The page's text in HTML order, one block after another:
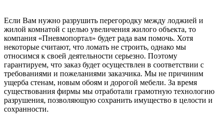
Если Вам нужно разрушить перегородку между лоджией и
жилой комнатой с целью увеличения жилого объекта, то
компания «Пневмопортал» будет рада вам помочь. Хотя
некоторые считают, что ломать не строить, однако мы
относимся к своей деятельности серьезно. Поэтому
гарантируем, что заказ будет осуществлен в соответствии с
требованиями и пожеланиями заказчика. Мы не причиним
ущерба стенам, новым обоям и дорогой мебели. За время
существования фирмы мы отработали грамотную технологию
разрушения, позволяющую сохранить имущество в целости и
сохранности.